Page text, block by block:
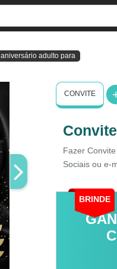
aniversário adulto para
CONVITE
Fazer
Sociais ou e-
BRINDE